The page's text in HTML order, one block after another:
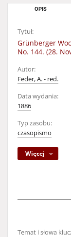
OPIS
Tytuł:
Grünberger
No. 144. (28.
Autor:
Feder, A. - red.
Data wydania:
1886
Typ zasobu:
czasopismo
Więcej
Temat i słowa